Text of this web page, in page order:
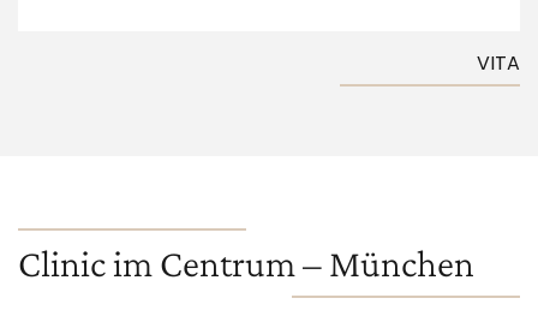
VITA
Clinic im Centrum – München